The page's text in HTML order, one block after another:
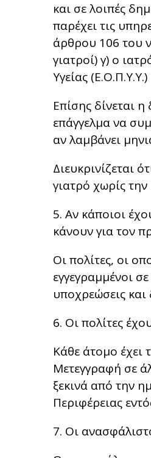
και σε λοιπές
παρέχει τις
άρθρου 106 του
γιατροί) γ) ο
Υγείας
Επίσης δίνεται
επάγγελμα να
αν λαμβάνει
Διευκρινίζεται
γιατρό χωρίς
5. Αν κάποιοι
κάνουν για τον
Οι πολίτες, οι
εγγεγραμμένοι
υποχρεώσεις και
6. Οι πολίτες
Κάθε άτομο έχει
Μετεγγραφή σε
ξεκινά από την
Περιφέρειας
7. Οι